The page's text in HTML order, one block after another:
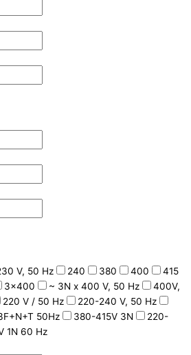
V, 50 Hz 240 380 400
415
3x400 ~ 3N x 400 V, 50 Hz
400V,
220 V / 50 Hz
220-240 V, 50 Hz
50Hz 380-415V 3N
220-
1N 60 Hz